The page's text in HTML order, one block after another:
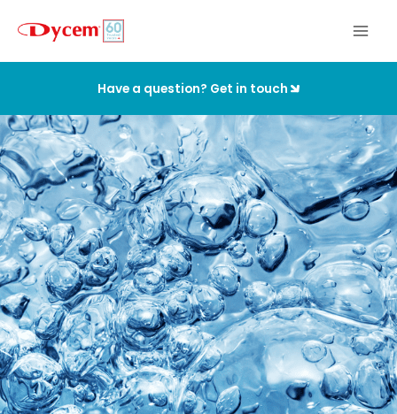
contenu
Have a question? Get in touch